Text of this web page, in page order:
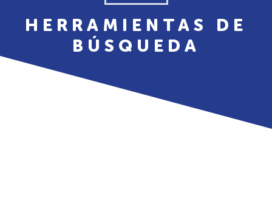
HERRAMIENTAS DE
BÚSQUEDA